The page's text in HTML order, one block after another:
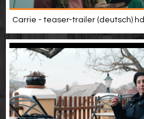
Carrie - teaser-trailer (deutsch) hd